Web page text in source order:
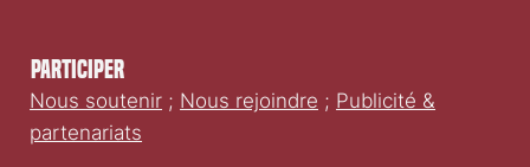
Participer
Nous soutenir ; Nous rejoindre ; Publicité &
partenariats